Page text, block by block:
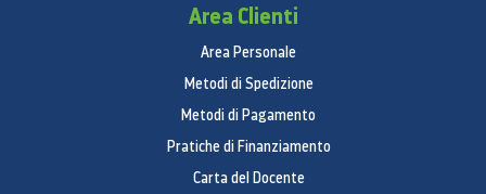
Bianco
Crystal Gloss
LED
Prestazioni
Classe di efficienza energetica:A+++
Consumo energetico annuo (KWh/anno):
Area Clienti
Area Personale
Metodi di Spedizione
Metodi di Pagamento
Pratiche di Finanziamento
Carta del Docente